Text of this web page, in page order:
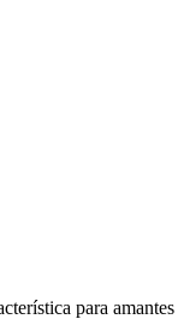
para